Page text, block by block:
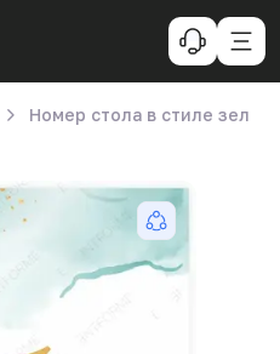
Номер стола в стиле